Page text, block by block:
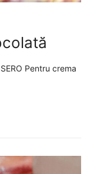
Pentru crema